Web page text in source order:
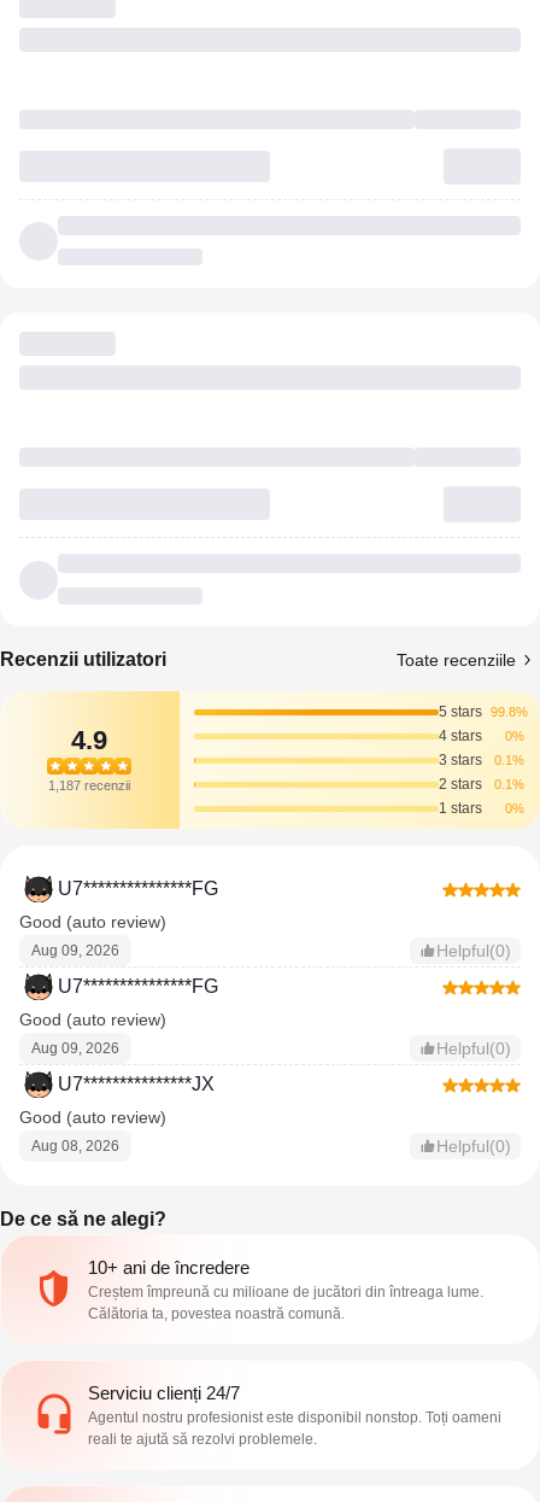
Recenzii utilizatori Toate recenziile
4.9
1,187 recenzii
5 stars 99.8%
4 stars 0%
3 stars 0.1%
2 stars 0.1%
1 stars 0%
U7***************FG
Good (auto review)
Aug 09, 2026 Helpful(0)
U7***************FG
Good (auto review)
Aug 09, 2026 Helpful(0)
U7***************JX
Good (auto review)
Aug 08, 2026 Helpful(0)
De ce să ne alegi?
10+ ani de încredere
Creștem împreună cu milioane de jucători din întreaga lume.
Călătoria ta, povestea noastră comună.
Serviciu clienți 24/7
Agentul nostru profesionist este disponibil nonstop. Toți oameni
reali te ajută să rezolvi problemele.